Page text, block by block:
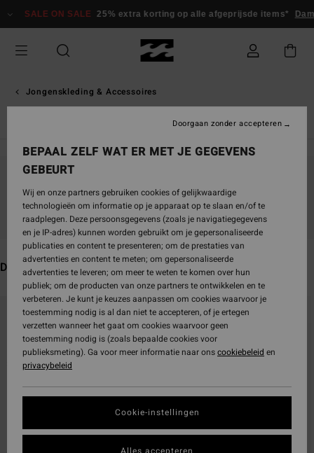
naar
raster
selectie
ON SALE 25% extra korting op alle afgeprijsde items* Dames
Jongenskleding & Accessoires
Overhemden jongens
Blijf in de buurt, de producten zijn binnenkort
weer verkrijgbaar
Dit vind je misschien ook leuk
Overslaan
zoekfiltercriteria
sorteren
BEPAAL ZELF WAT ER MET JE GEGEVENS
GEBEURT
Wij en onze partners gebruiken cookies of gelijkwaardige
technologieën om informatie op je apparaat op te slaan en/of te
raadplegen. Deze persoonsgegevens (zoals je navigatiegegevens
en je IP-adres) kunnen worden gebruikt om je gepersonaliseerde
publicaties en content te presenteren; om de prestaties van
advertenties en content te meten; om gepersonaliseerde
advertenties te leveren; om meer te weten te komen over hun
publiek; om de producten van onze partners te ontwikkelen en te
verbeteren. Je kunt je keuzes aanpassen om cookies waarvoor je
toestemming nodig is al dan niet te accepteren, of je ertegen
verzetten wanneer het gaat om cookies waarvoor geen
toestemming nodig is (zoals bepaalde cookies voor
publieksmeting). Ga voor meer informatie naar onscookiebeleid en
privacybeleid
Cookie-instellingen
Doorgaan zonder accepteren